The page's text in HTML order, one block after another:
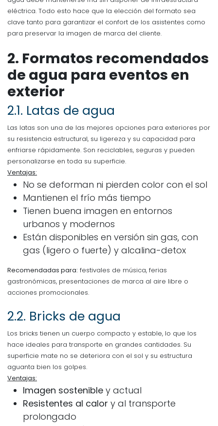
eléctrica. Todo esto hace que la elección del formato sea
clave tanto para garantizar el confort de los asistentes como
para preservar la imagen de marca del cliente.
2. Formatos recomendados
de agua para eventos en
exterior
2.1. Latas de agua
Las latas son una de las mejores opciones para exteriores por
su resistencia estructural, su ligereza y su capacidad para
enfriarse rápidamente. Son reciclables, seguras y pueden
personalizarse en toda su superficie.
Ventajas:
No se deforman ni pierden color con el sol
Mantienen el frío más tiempo
Tienen buena imagen en entornos
urbanos y modernos
Están disponibles en versión sin gas, con
gas (ligero o fuerte) y alcalina-detox
Recomendadas para: festivales de música, ferias
gastronómicas, presentaciones de marca al aire libre o
acciones promocionales.
2.2. Bricks de agua
Los bricks tienen un cuerpo compacto y estable, lo que los
hace ideales para transporte en grandes cantidades. Su
superficie mate no se deteriora con el sol y su estructura
aguanta bien los golpes.
Ventajas:
Imagen sostenible y actual
Resistentes al calor y al transporte
prolongado